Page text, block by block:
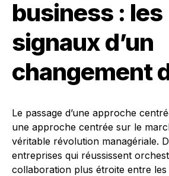
business : les
signaux d’un
changement
Le passage d’une approche
une approche centrée sur le
véritable révolution managériale.
entreprises qui réussissent
collaboration plus étroite entre les